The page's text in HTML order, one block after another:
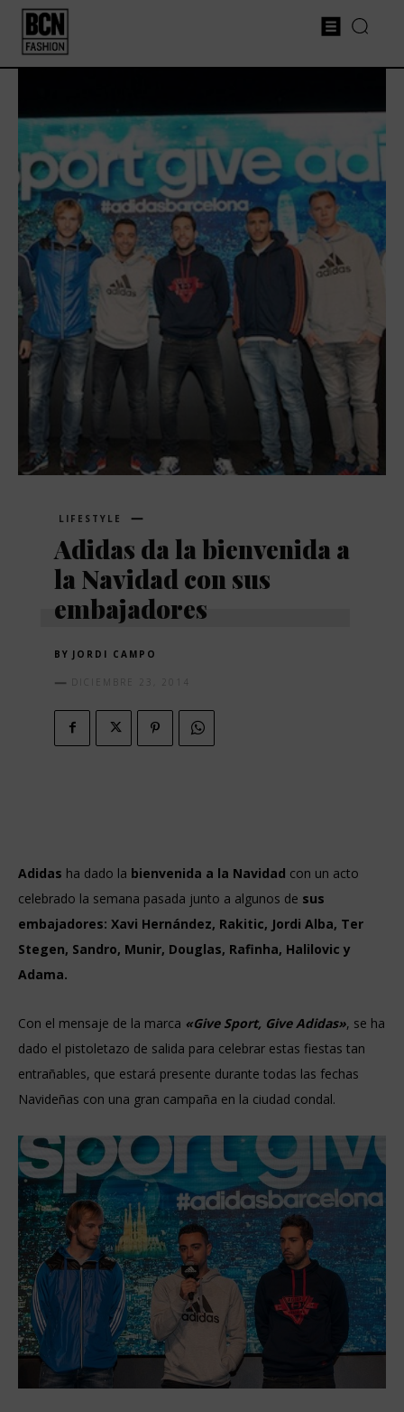
LIFESTYLE
Adidas da la bienvenida a
la Navidad con sus
embajadores
BY JORDI CAMPO
DICIEMBRE 23, 2014
Adidas ha dado la bienvenida a la Navidad con un acto
celebrado la semana pasada junto a algunos de sus
embajadores: Xavi Hernández, Rakitic, Jordi Alba, Ter
Stegen, Sandro, Munir, Douglas, Rafinha, Halilovic y
Adama.
Con el mensaje de la marca «Give Sport, Give Adidas», se ha
dado el pistoletazo de salida para celebrar estas fiestas tan
entrañables, que estará presente durante todas las fechas
Navideñas con una gran campaña en la ciudad condal.